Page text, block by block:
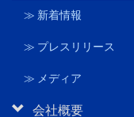
≫ 新着情報
≫ プレスリリース
≫ メディア
会社概要